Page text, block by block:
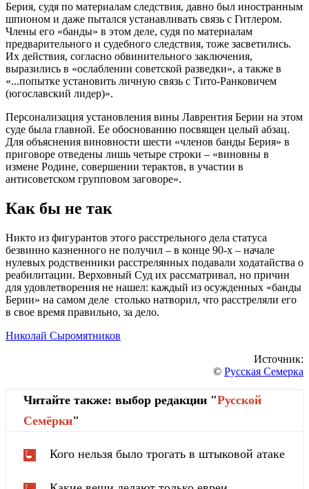
Берия, судя по материалам следствия, давно был иностранным
шпионом и даже пытался устанавливать связь с Гитлером.
Члены его «банды» в этом деле, судя по материалам
предварительного и судебного следствия, тоже засветились.
Их действия, согласно обвинительного заключения,
выразились в «ослаблении советской разведки», а также в
«...попытке установить личную связь с Тито-Ранковичем
(югославский лидер)».
Персонализация установления вины Лаврентия Берии на этом
суде была главной. Ее обоснованию посвящен целый абзац.
Для объяснения виновности шести «членов банды Берия» в
приговоре отведены лишь четыре строки – «виновны в
измене Родине, совершении терактов, в участии в
антисоветском групповом заговоре».
Как бы не так
Никто из фигурантов этого расстрельного дела статуса
безвинно казненного не получил – в конце 90-х – начале
нулевых родственники расстрелянных подавали ходатайства о
реабилитации. Верховный Суд их рассматривал, но причин
для удовлетворения не нашел: каждый из осужденных «банды
Берии» на самом деле столько натворил, что расстреляли его
в свое время правильно, за дело.
Николай Сыромятников
Источник:
© Русская Семерка
Читайте также: выбор редакции "Русской
Cемёрки"
Кого нельзя было трогать в штыковой атаке